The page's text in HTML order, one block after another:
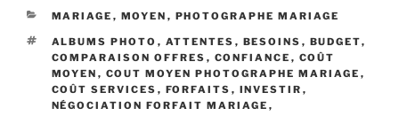
CATÉGORIES
MARIAGE , MOYEN , PHOTOGRAPHE MARIAGE
ÉTIQUETTES
ALBUMS PHOTO , ATTENTES , BESOINS , BUDGET,
COMPARAISON OFFRES , CONFIANCE , COÛT
MOYEN , COUT MOYEN PHOTOGRAPHE MARIAGE ,
COÛT SERVICES , FORFAITS , INVESTIR ,
NÉGOCIATION FORFAIT MARIAGE ,